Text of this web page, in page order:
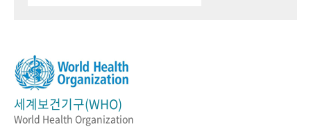
세계보건기구(WHO)
World Health Organization